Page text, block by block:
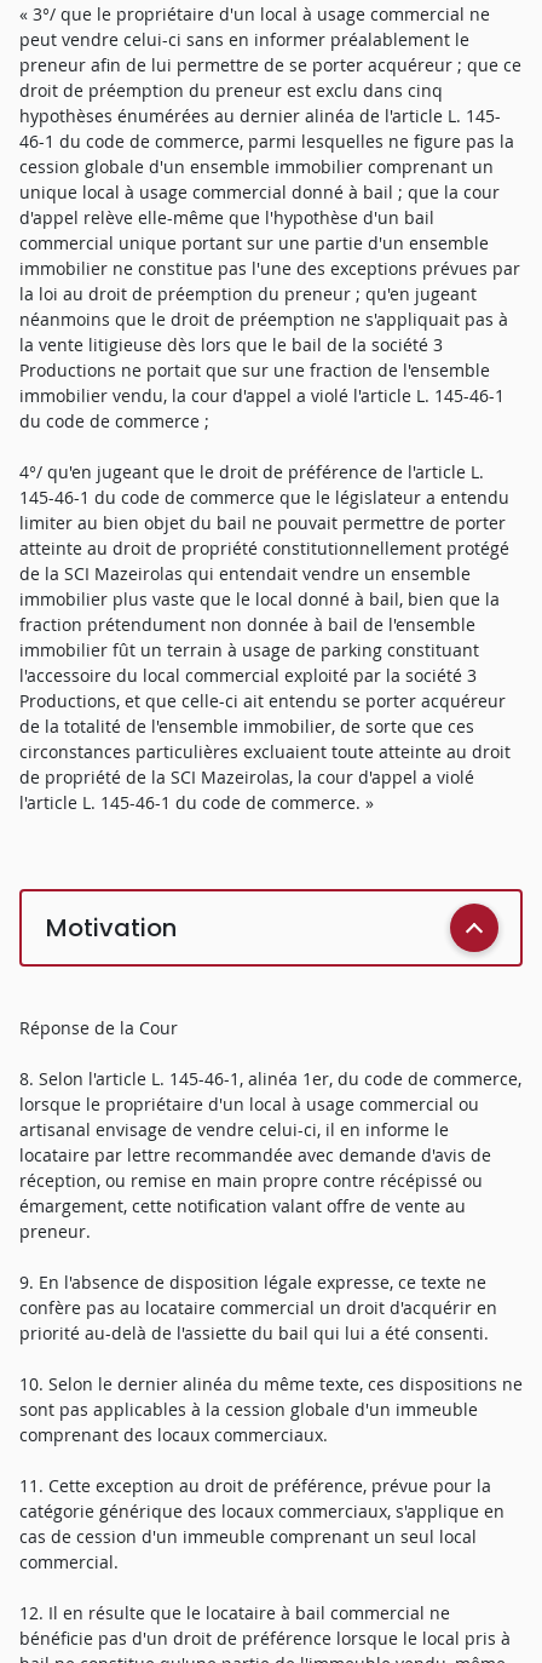
« 3°/ que le propriétaire d'un local à usage commercial ne
peut vendre celui-ci sans en informer préalablement le
preneur afin de lui permettre de se porter acquéreur ; que ce
droit de préemption du preneur est exclu dans cinq
hypothèses énumérées au dernier alinéa de l'article L. 145-
46-1 du code de commerce, parmi lesquelles ne figure pas la
cession globale d'un ensemble immobilier comprenant un
unique local à usage commercial donné à bail ; que la cour
d'appel relève elle-même que l'hypothèse d'un bail
commercial unique portant sur une partie d'un ensemble
immobilier ne constitue pas l'une des exceptions prévues par
la loi au droit de préemption du preneur ; qu'en jugeant
néanmoins que le droit de préemption ne s'appliquait pas à
la vente litigieuse dès lors que le bail de la société 3
Productions ne portait que sur une fraction de l'ensemble
immobilier vendu, la cour d'appel a violé l'article L. 145-46-1
du code de commerce ;
4°/ qu'en jugeant que le droit de préférence de l'article L.
145-46-1 du code de commerce que le législateur a entendu
limiter au bien objet du bail ne pouvait permettre de porter
atteinte au droit de propriété constitutionnellement protégé
de la SCI Mazeirolas qui entendait vendre un ensemble
immobilier plus vaste que le local donné à bail, bien que la
fraction prétendument non donnée à bail de l'ensemble
immobilier fût un terrain à usage de parking constituant
l'accessoire du local commercial exploité par la société 3
Productions, et que celle-ci ait entendu se porter acquéreur
de la totalité de l'ensemble immobilier, de sorte que ces
circonstances particulières excluaient toute atteinte au droit
de propriété de la SCI Mazeirolas, la cour d'appel a violé
l'article L. 145-46-1 du code de commerce. »
Motivation
Réponse de la Cour
8. Selon l'article L. 145-46-1, alinéa 1er, du code de commerce,
lorsque le propriétaire d'un local à usage commercial ou
artisanal envisage de vendre celui-ci, il en informe le
locataire par lettre recommandée avec demande d'avis de
réception, ou remise en main propre contre récépissé ou
émargement, cette notification valant offre de vente au
preneur.
9. En l'absence de disposition légale expresse, ce texte ne
confère pas au locataire commercial un droit d'acquérir en
priorité au-delà de l'assiette du bail qui lui a été consenti.
10. Selon le dernier alinéa du même texte, ces dispositions ne
sont pas applicables à la cession globale d'un immeuble
comprenant des locaux commerciaux.
11. Cette exception au droit de préférence, prévue pour la
catégorie générique des locaux commerciaux, s'applique en
cas de cession d'un immeuble comprenant un seul local
commercial.
12. Il en résulte que le locataire à bail commercial ne
bénéficie pas d'un droit de préférence lorsque le local pris à